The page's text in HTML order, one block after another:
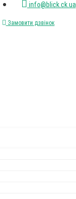
info@blick.ck.ua
Замовити дзвінок